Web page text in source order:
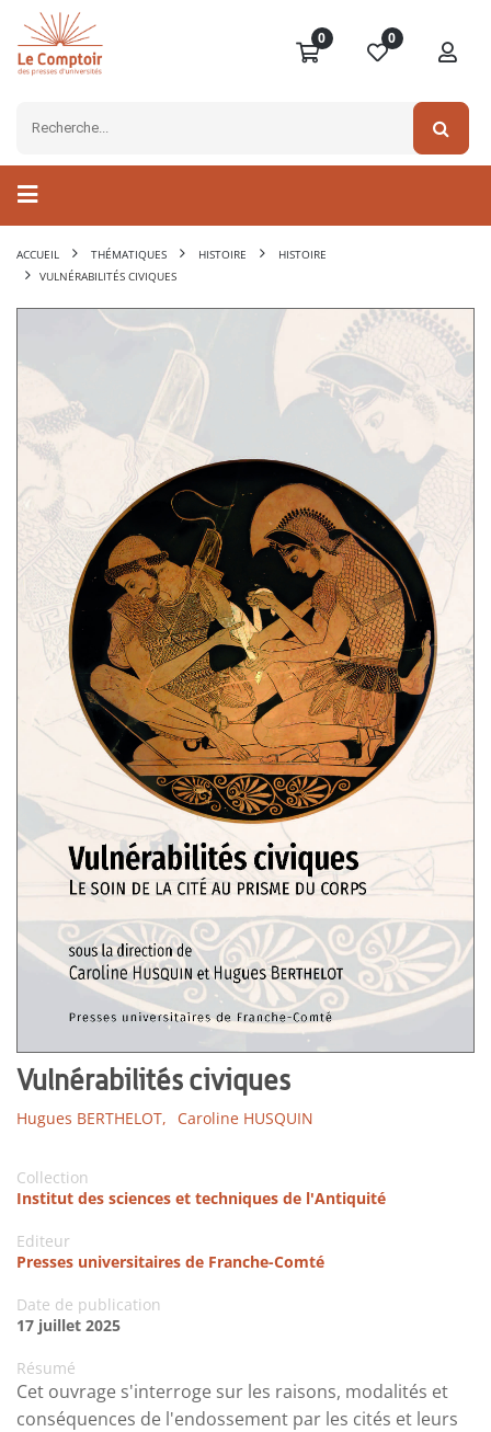
0 0
ACCUEIL THÉMATIQUES HISTOIRE
HISTOIRE
VULNÉRABILITÉS CIVIQUES
Vulnérabilités civiques
Hugues BERTHELOT, Caroline HUSQUIN
Collection
Institut des sciences et techniques de l'Antiquité
Editeur
Presses universitaires de Franche-Comté
Date de publication
17 juillet 2025
Résumé
Cet ouvrage s'interroge sur les raisons, modalités et
conséquences de l'endossement par les cités et leurs